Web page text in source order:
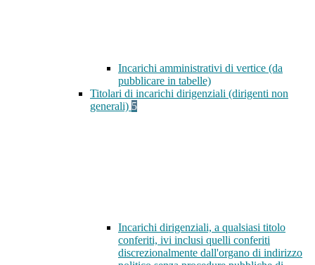
Incarichi amministrativi di vertice (da
pubblicare in tabelle)
Titolari di incarichi dirigenziali (dirigenti non
generali) 5
Incarichi dirigenziali, a qualsiasi titolo
conferiti, ivi inclusi quelli conferiti
discrezionalmente dall'organo di indirizzo